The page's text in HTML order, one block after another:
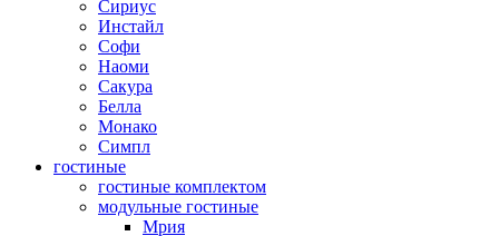
Сириус
Инстайл
Софи
Наоми
Сакура
Белла
Монако
Симпл
гостиные
гостиные комплектом
модульные гостиные
Мрия